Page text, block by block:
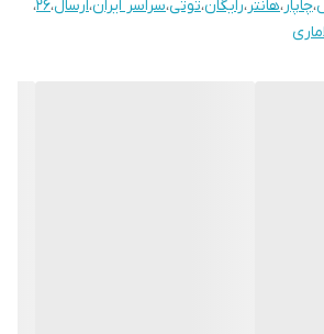
میشوند به صورت نیمه مونتاژ و با
،چاپار،هانتر،رایگان،توتی،سراسر ایران،ارسال،26،